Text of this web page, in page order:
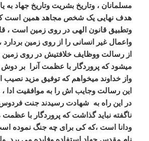
مسلمانان ، وتاریخ بشریت وتاریخ جهاد به
هدف نهایی یک شخص مجاهد همین است که
وتطبیق قانون الهی در روی زمین است ،
واعمال غیر انسانی را از روی زمین بردارد
از رسالت ووظایف خلافتیش در روی
میشود که پروردگار با عظمت آنرا بر
واز خداوند میخواهم که توفیق مزید نصیب
این رسالت وجایب اش را به موافقیت ادا
در این راه به شهادت رسیدند جنت
ناگفته نباید گذاشت که پروردگار با
ودانا است ،که کی برای چه جنگ نموده